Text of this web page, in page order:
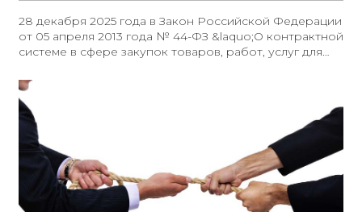
28 декабря 2025 года в Закон Российской Федерации
от 05 апреля 2013 года № 44-ФЗ &laquo;О контрактной
системе в сфере закупок товаров, работ, услуг для
нужд&raquo; внесены изменения, устанавливающие
специальные правила осуществления закупок в 2026
году. В частности, продлена до 1 января 2027 года
возможность заключения строительных контрактов
по принципу &laquo;под ключ&raquo; (часть 56 статьи
112 Закона № 44-ФЗ)